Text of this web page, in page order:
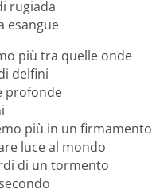
rugiada
esangue
più tra quelle onde
delfini
profonde
più in un firmamento
luce al mondo
di un tormento